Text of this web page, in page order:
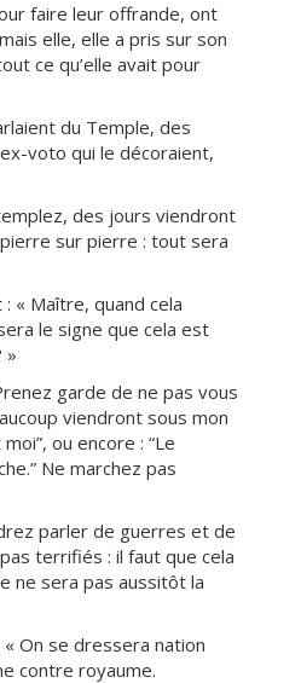
faire leur offrande, ont
elle, elle a pris sur son
ce qu’elle avait pour
du Temple, des
voto qui le décoraient,
des jours viendront
sur pierre : tout sera
« Maître, quand cela
le signe que cela est
»
garde de ne pas vous
viendront sous mon
ou encore : “Le
Ne marchez pas
parler de guerres et de
terrifiés : il faut que cela
ne sera pas aussitôt la
« On se dressera nation
contre royaume.